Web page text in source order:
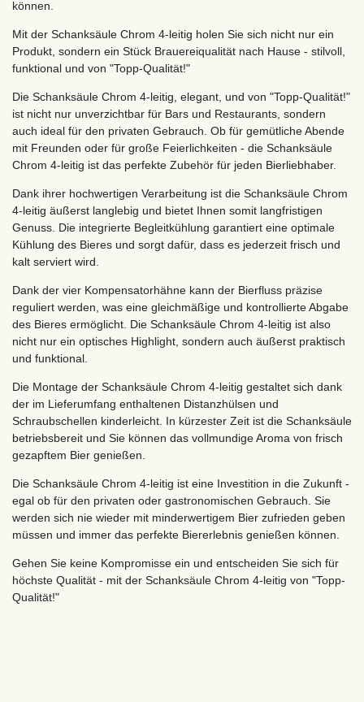
können.
Mit der Schanksäule Chrom 4-leitig holen Sie sich nicht nur ein
Produkt, sondern ein Stück Brauereiqualität nach Hause - stilvoll,
funktional und von "Topp-Qualität!"
Die Schanksäule Chrom 4-leitig, elegant, und von "Topp-Qualität!"
ist nicht nur unverzichtbar für Bars und Restaurants, sondern
auch ideal für den privaten Gebrauch. Ob für gemütliche Abende
mit Freunden oder für große Feierlichkeiten - die Schanksäule
Chrom 4-leitig ist das perfekte Zubehör für jeden Bierliebhaber.
Dank ihrer hochwertigen Verarbeitung ist die Schanksäule Chrom
4-leitig äußerst langlebig und bietet Ihnen somit langfristigen
Genuss. Die integrierte Begleitkühlung garantiert eine optimale
Kühlung des Bieres und sorgt dafür, dass es jederzeit frisch und
kalt serviert wird.
Dank der vier Kompensatorhähne kann der Bierfluss präzise
reguliert werden, was eine gleichmäßige und kontrollierte Abgabe
des Bieres ermöglicht. Die Schanksäule Chrom 4-leitig ist also
nicht nur ein optisches Highlight, sondern auch äußerst praktisch
und funktional.
Die Montage der Schanksäule Chrom 4-leitig gestaltet sich dank
der im Lieferumfang enthaltenen Distanzhülsen und
Schraubschellen kinderleicht. In kürzester Zeit ist die Schanksäule
betriebsbereit und Sie können das vollmundige Aroma von frisch
gezapftem Bier genießen.
Die Schanksäule Chrom 4-leitig ist eine Investition in die Zukunft -
egal ob für den privaten oder gastronomischen Gebrauch. Sie
werden sich nie wieder mit minderwertigem Bier zufrieden geben
müssen und immer das perfekte Biererlebnis genießen können.
Gehen Sie keine Kompromisse ein und entscheiden Sie sich für
höchste Qualität - mit der Schanksäule Chrom 4-leitig von "Topp-
Qualität!"